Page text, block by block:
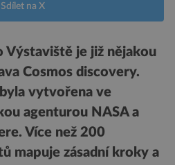
Sdílet na X
Výstaviště je již nějakou
Cosmos discovery.
vytvořena ve
agenturou NASA a
Více než 200
mapuje zásadní kroky a